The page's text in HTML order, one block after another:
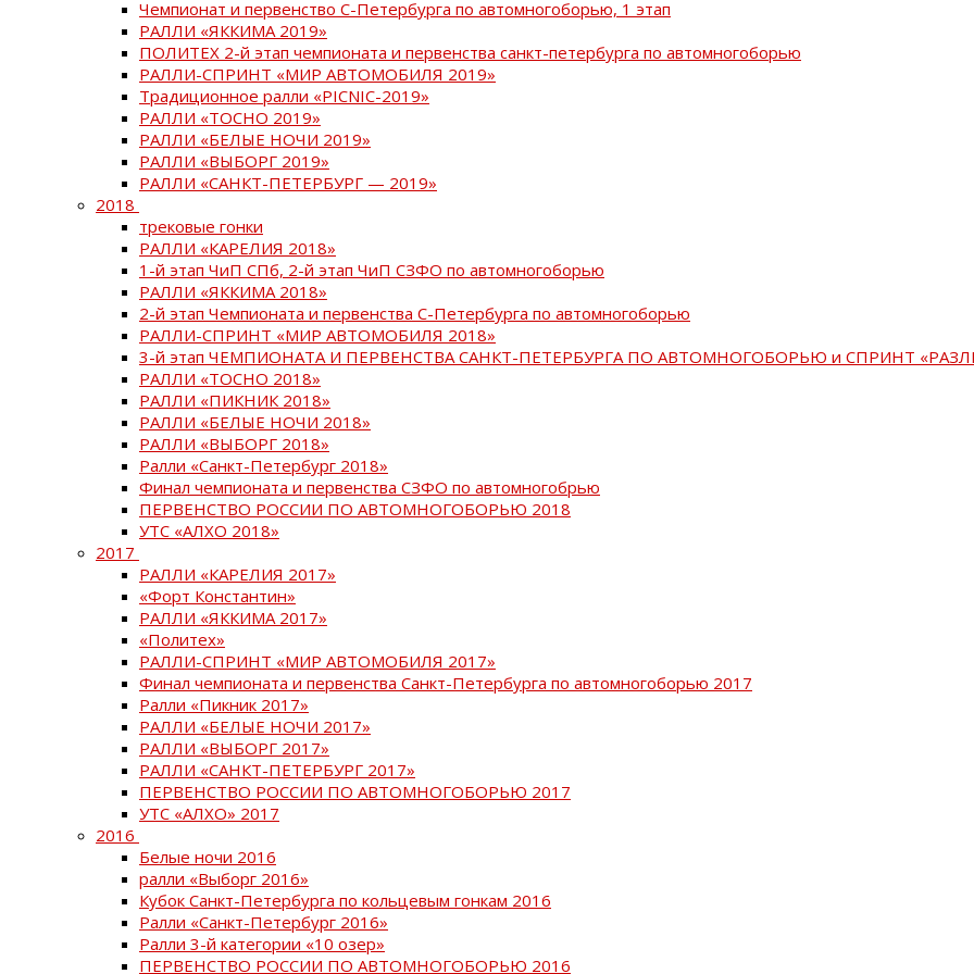
Чемпионат и первенство С-Петербурга по автомногоборью, 1 этап
РАЛЛИ «ЯККИМА 2019»
ПОЛИТЕХ 2-й этап чемпионата и первенства санкт-петербурга по автомногоборью
РАЛЛИ-СПРИНТ «МИР АВТОМОБИЛЯ 2019»
Традиционное ралли «PICNIC-2019»
РАЛЛИ «ТОСНО 2019»
РАЛЛИ «БЕЛЫЕ НОЧИ 2019»
РАЛЛИ «ВЫБОРГ 2019»
РАЛЛИ «САНКТ-ПЕТЕРБУРГ — 2019»
2018
трековые гонки
РАЛЛИ «КАРЕЛИЯ 2018»
1-й этап ЧиП СПб, 2-й этап ЧиП СЗФО по автомногоборью
РАЛЛИ «ЯККИМА 2018»
2-й этап Чемпионата и первенства С-Петербурга по автомногоборью
РАЛЛИ-СПРИНТ «МИР АВТОМОБИЛЯ 2018»
3-й этап ЧЕМПИОНАТА И ПЕРВЕНСТВА САНКТ-ПЕТЕРБУРГА ПО АВТОМНОГОБОРЬЮ и СПРИНТ
РАЛЛИ «ТОСНО 2018»
РАЛЛИ «ПИКНИК 2018»
РАЛЛИ «БЕЛЫЕ НОЧИ 2018»
РАЛЛИ «ВЫБОРГ 2018»
Ралли «Санкт-Петербург 2018»
Финал чемпионата и первенства СЗФО по автомногобрью
ПЕРВЕНСТВО РОССИИ ПО АВТОМНОГОБОРЬЮ 2018
УТС «АЛХО 2018»
2017
РАЛЛИ «КАРЕЛИЯ 2017»
«Форт Константин»
РАЛЛИ «ЯККИМА 2017»
«Политех»
РАЛЛИ-СПРИНТ «МИР АВТОМОБИЛЯ 2017»
Финал чемпионата и первенства Санкт-Петербурга по автомногоборью 2017
Ралли «Пикник 2017»
РАЛЛИ «БЕЛЫЕ НОЧИ 2017»
РАЛЛИ «ВЫБОРГ 2017»
РАЛЛИ «САНКТ-ПЕТЕРБУРГ 2017»
ПЕРВЕНСТВО РОССИИ ПО АВТОМНОГОБОРЬЮ 2017
УТС «АЛХО» 2017
2016
Белые ночи 2016
ралли «Выборг 2016»
Кубок Санкт-Петербурга по кольцевым гонкам 2016
Ралли «Санкт-Петербург 2016»
Ралли 3-й категории «10 озер»
ПЕРВЕНСТВО РОССИИ ПО АВТОМНОГОБОРЬЮ 2016